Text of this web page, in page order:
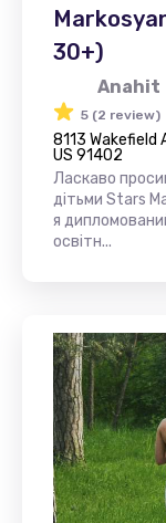
30+)
Anahit
5 (2 review)
8113 Wakefield
US 91402
Ласкаво
дітьми Stars
я
освітн...